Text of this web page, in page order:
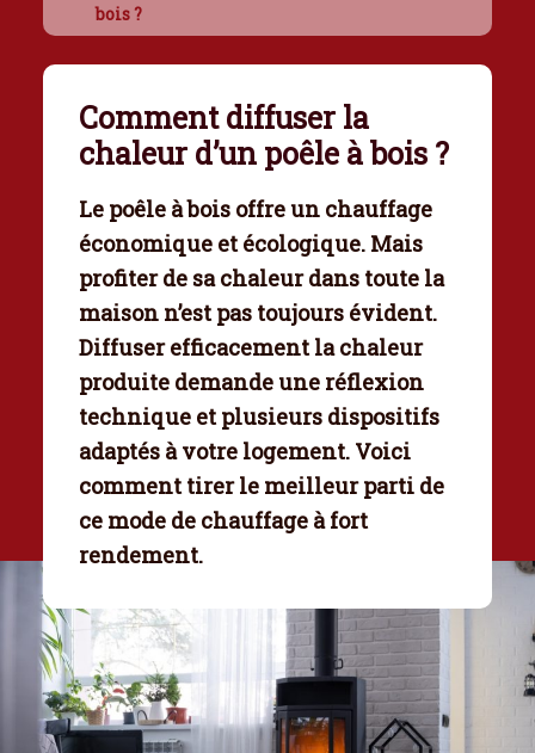
bois ?
Comment diffuser la
chaleur d’un poêle à bois ?
Le poêle à bois offre un chauffage
économique et écologique. Mais
profiter de sa chaleur dans toute la
maison n’est pas toujours évident.
Diffuser efficacement la chaleur
produite demande une réflexion
technique et plusieurs dispositifs
adaptés à votre logement. Voici
comment tirer le meilleur parti de
ce mode de chauffage à fort
rendement.